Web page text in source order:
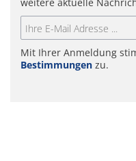
Mit Ihrer Anmeldung
Bestimmungen zu.